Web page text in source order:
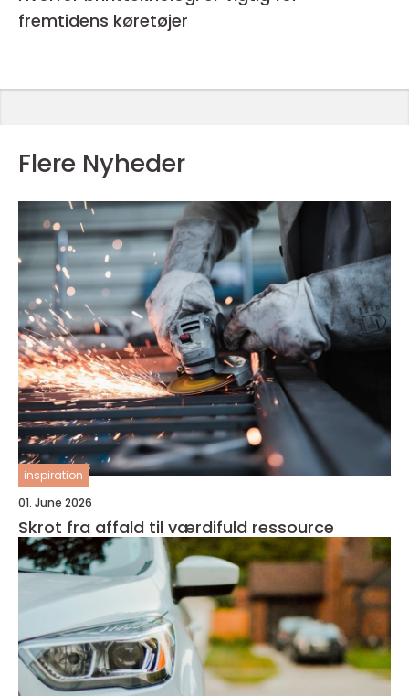
fremtidens køretøjer
Flere Nyheder
inspiration
01. June 2026
Skrot fra affald til værdifuld ressource